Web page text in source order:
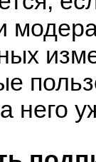
него